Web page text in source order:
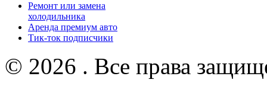
Ремонт или замена
холодильника
Аренда премиум авто
Тик-ток подписчики
© 2026 . Все права